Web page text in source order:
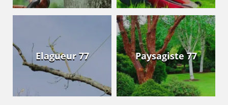
Elagueur 77 Paysagiste 77